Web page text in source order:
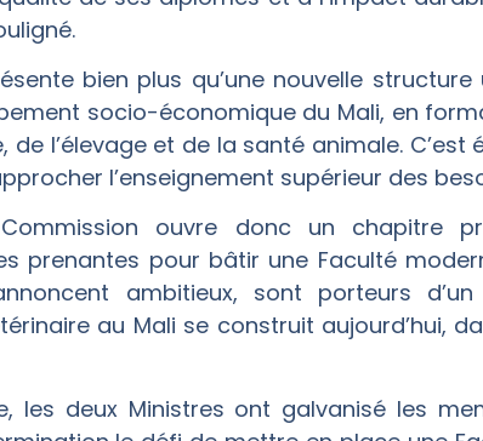
bien plus qu’une nouvelle structure
socio-économique du Mali, en
de l’élevage et de la santé animale.
l’enseignement supérieur des
ouvre donc un chapitre
prenantes pour bâtir une Faculté
ambitieux, sont porteurs
au Mali se construit aujourd’hui,
les deux Ministres ont galvanisé les